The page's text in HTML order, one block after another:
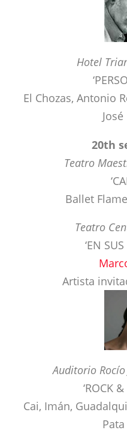
Hotel
El Chozas, Antonio
20th
Teatro
Ballet
Teatro
‘EN
Artista
Auditorio
‘ROCK
Cai, Imán,
21th
Teatro